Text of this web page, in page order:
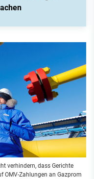
verhindern, dass Gerichte
OMV-Zahlungen an Gazprom